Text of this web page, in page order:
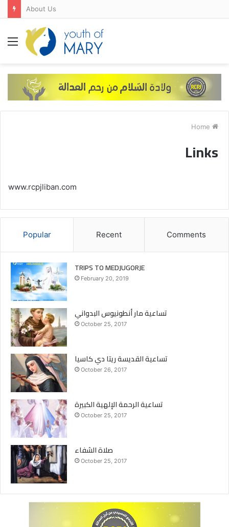
About Us
Menu
Links
www.rcpjliban.com
Popular Recent Comments
TRIPS TO MEDJUGORJE
February 20, 2019
تساعية مار أنطونيوس البدواني
October 25, 2017
تساعية القديسة ريتا دي كاسيا
October 26, 2017
تساعية الرحمة الإلهية الكبيرة
October 25, 2017
صلاة الشفاء
October 25, 2017